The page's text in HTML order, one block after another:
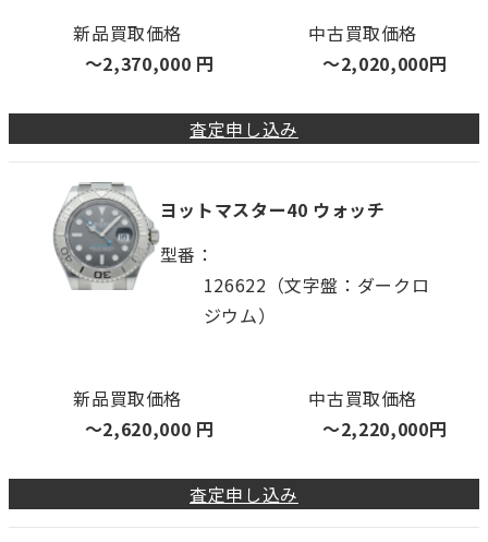
新品買取価格
〜2,370,000 円
中古買取価格
〜2,020,000円
査定申し込み
ヨットマスター40 ウォッチ
型番
126622（文字盤：ダークロ
ジウム）
新品買取価格
〜2,620,000 円
中古買取価格
〜2,220,000円
査定申し込み